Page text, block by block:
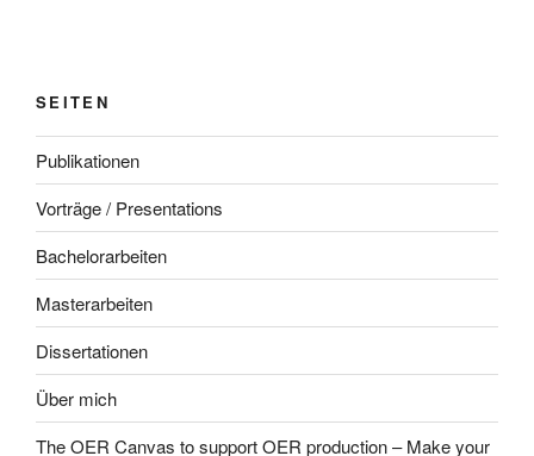
SEITEN
Publikationen
Vorträge / Presentations
Bachelorarbeiten
Masterarbeiten
Dissertationen
Über mich
The OER Canvas to support OER production – Make your